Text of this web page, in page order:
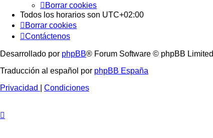
Borrar cookies
Todos los horarios son UTC+02:00
Borrar cookies
Contáctenos
Desarrollado por phpBB® Forum Software © phpBB Limited
Traducción al español por phpBB España
Privacidad
Condiciones